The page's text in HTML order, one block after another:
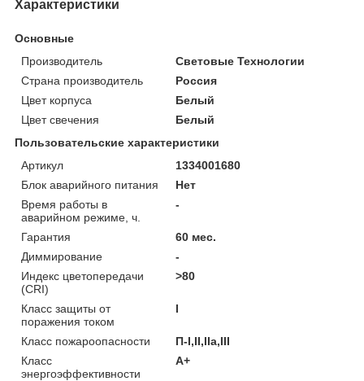
Характеристики
Основные
Производитель
Световые Технологии
Страна производитель
Россия
Цвет корпуса
Белый
Цвет свечения
Белый
Пользовательские характеристики
Артикул
1334001680
Блок аварийного питания
Нет
Время работы в
аварийном режиме, ч.
-
Гарантия
60 мес.
Диммирование
-
Индекс цветопередачи
(CRI)
>80
Класс защиты от
поражения током
I
Класс пожароопасности
П-I,II,IIa,ІІІ
Класс
энергоэффективности
A+